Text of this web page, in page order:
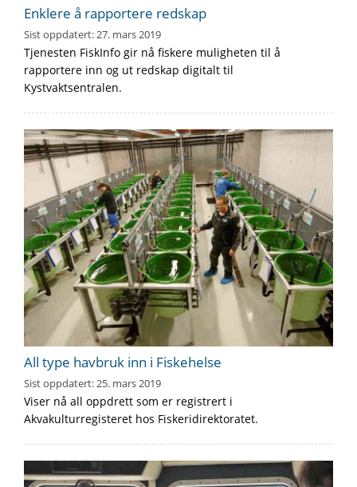
Enklere å rapportere redskap
Sist oppdatert:27. mars 2019
Tjenesten FiskInfo gir nå fiskere muligheten til å
rapportere inn og ut redskap digitalt til
Kystvaktsentralen.
All type havbruk inn i Fiskehelse
Sist oppdatert:25. mars 2019
Viser nå all oppdrett som er registrert i
Akvakulturregisteret hos Fiskeridirektoratet.